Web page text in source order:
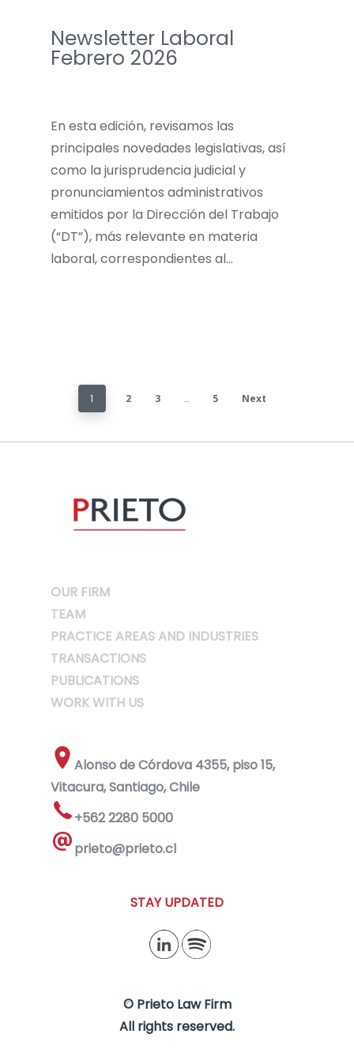
Newsletter Laboral
Febrero 2026
En esta edición, revisamos las
principales novedades legislativas, así
como la jurisprudencia judicial y
pronunciamientos administrativos
emitidos por la Dirección del Trabajo
(“DT”), más relevante en materia
laboral, correspondientes al…
1 2 3 … 5 Next
OUR FIRM
TEAM
PRACTICE AREAS AND INDUSTRIES
TRANSACTIONS
PUBLICATIONS
WORK WITH US
Alonso de Córdova 4355, piso 15,
Vitacura, Santiago, Chile
+562 2280 5000
prieto@prieto.cl
STAY UPDATED
© Prieto Law Firm
All rights reserved.